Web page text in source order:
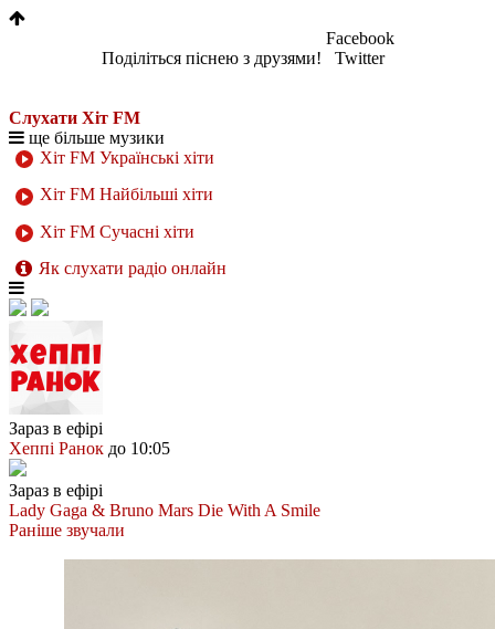
Поділіться піснею з друзями!
Facebook
Twitter
Слухати Хіт FM
ще більше музики
Хіт FM Українські хіти
Хіт FM Найбільші хіти
Хіт FM Сучасні хіти
Як слухати радіо онлайн
Зараз в ефірі
Хеппі Ранок до 10:05
Зараз в ефірі
Lady Gaga & Bruno Mars Die With A Smile
Раніше звучали